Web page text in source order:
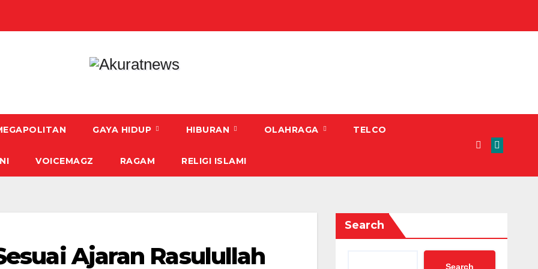
GAYA HIDUP HIBURAN OLAHRAGA TELCO
VOICEMAGZ RAGAM RELIGI ISLAMI
Ajaran Rasulullah
Search
Search